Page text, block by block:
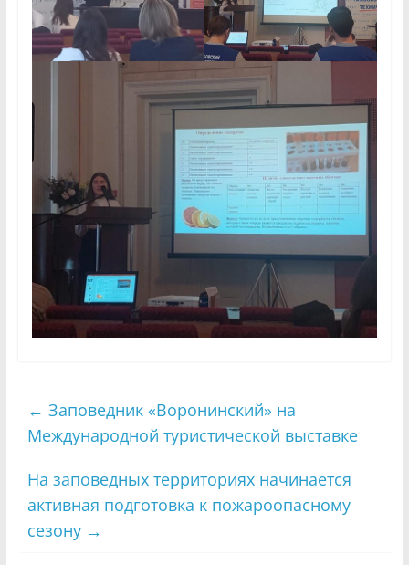
← Заповедник «Воронинский» на
Международной туристической выставке
На заповедных территориях начинается
активная подготовка к пожароопасному
сезону →